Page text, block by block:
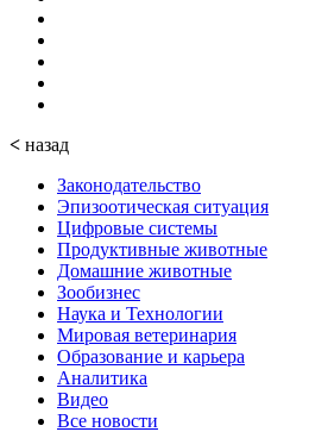
< назад
Законодательство
Эпизоотическая ситуация
Цифровые системы
Продуктивные животные
Домашние животные
Зообизнес
Наука и Технологии
Мировая ветеринария
Образование и карьера
Аналитика
Видео
Все новости